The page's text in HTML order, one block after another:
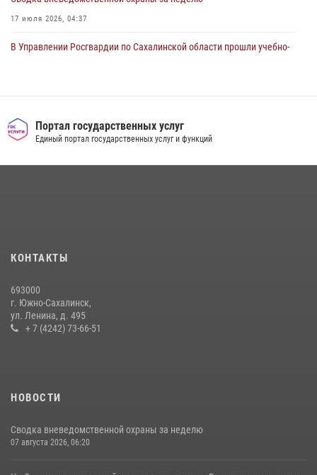
17 июля 2026, 04:37
В Управлении Росгвардии по Сахалинской области прошли учебно-
30 июля 2026, 07:18 2
На Сахалине продолжаются контрольные мероприятия в сфере
оборота оружия
Сахалинские росгвардейцы стали лучшими на чемпионате
31 июля 2026, 03:59
Портал государственных услуг
Единый портал государственных услуг и функций
КОНТАКТЫ
693000
г. Южно-Сахалинск,
ул. Ленина, д. 495
+ 7 (4242) 73-66-51
НОВОСТИ
Сводка вневедомственной охраны за неделю
07 августа 2026, 06:20